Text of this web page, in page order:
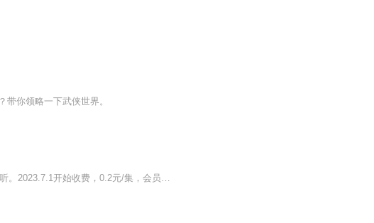
你领略一下武侠世界。
【强烈推荐】前10集为免费试听，第11集起为付费音频，新品推广期可免费试听。2023.7.1开始收费，0.2元/集，会员免费收听；日更2集，不定时爆更，多多评论订阅可加更哦~【内容介绍】天生圣骨徐长生，为爱人自挖圣骨，谁知却反遭抛弃，被打成重伤，在这生死...